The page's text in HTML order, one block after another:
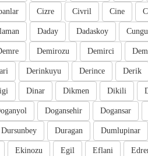
Cine
Civril
Cizre
Dadaskoy
Daday
Demirci
Demirozu
Derik
Derince
Derinkuyu
Dikili
Dikmen
Dinar
Dogansar
Dogansehir
Dumlupinar
Duragan
Dursunbey
Eflani
Egil
Ekinozu